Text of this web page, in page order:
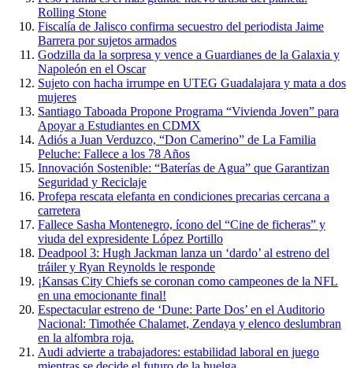
Rolling Stone
Fiscalía de Jalisco confirma secuestro del periodista Jaime
Barrera por sujetos armados
Godzilla da la sorpresa y vence a Guardianes de la Galaxia y
Napoleón en el Oscar
Sujeto con hacha irrumpe en UTEG Guadalajara y mata a dos
mujeres
Santiago Taboada Propone Programa “Vivienda Joven” para
Apoyar a Estudiantes en CDMX
Adiós a Juan Verduzco, “Don Camerino” de La Familia
Peluche: Fallece a los 78 Años
Innovación Sostenible: “Baterías de Agua” que Garantizan
Seguridad y Reciclaje
Profepa rescata elefanta en condiciones precarias cercana a
carretera
Fallece Sasha Montenegro, ícono del “Cine de ficheras” y
viuda del expresidente López Portillo
Deadpool 3: Hugh Jackman lanza un ‘dardo’ al estreno del
tráiler y Ryan Reynolds le responde
¡Kansas City Chiefs se coronan como campeones de la NFL
en una emocionante final!
Espectacular estreno de ‘Dune: Parte Dos’ en el Auditorio
Nacional: Timothée Chalamet, Zendaya y elenco deslumbran
en la alfombra roja.
Audi advierte a trabajadores: estabilidad laboral en juego